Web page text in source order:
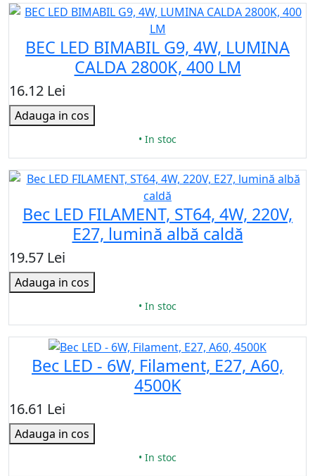
BEC LED BIMABIL G9, 4W, LUMINA
CALDA 2800K, 400 LM
16.12 Lei
Adauga in cos
• In stoc
Bec LED FILAMENT, ST64, 4W, 220V,
E27, lumină albă caldă
19.57 Lei
Adauga in cos
• In stoc
Bec LED - 6W, Filament, E27, A60,
4500K
16.61 Lei
Adauga in cos
• In stoc